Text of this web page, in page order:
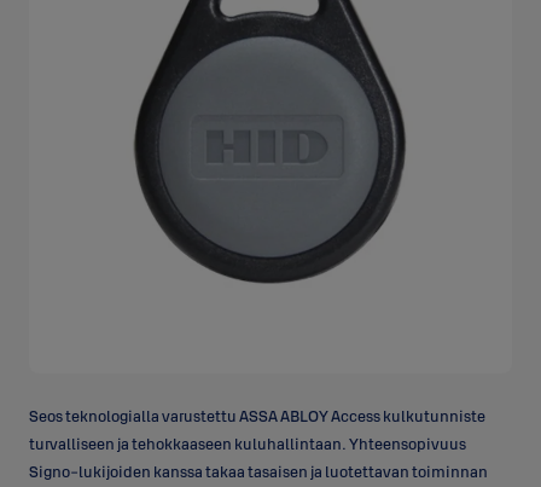
Seos teknologialla varustettu ASSA ABLOY Access kulkutunniste
turvalliseen ja tehokkaaseen kuluhallintaan. Yhteensopivuus
Signo-lukijoiden kanssa takaa tasaisen ja luotettavan toiminnan